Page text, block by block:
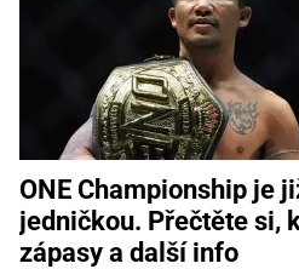
ONE Championship je
jedničkou. Přečtěte si,
zápasy a další info